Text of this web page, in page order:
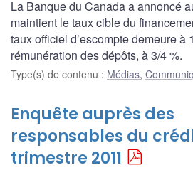
La Banque du Canada a annoncé
maintient le taux cible du
taux officiel d’escompte demeure à
rémunération des dépôts, à 3/4 %.
Type(s) de contenu : Médias,
Enquête auprès des
responsables du
trimestre 2011